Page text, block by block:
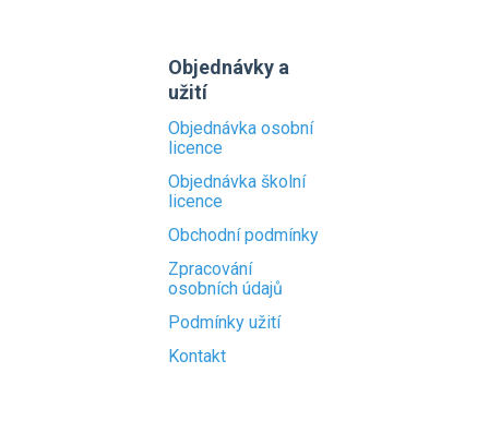
Objednávky a
užití
Objednávka osobní
licence
Objednávka školní
licence
Obchodní podmínky
Zpracování
osobních údajů
Podmínky užití
Kontakt